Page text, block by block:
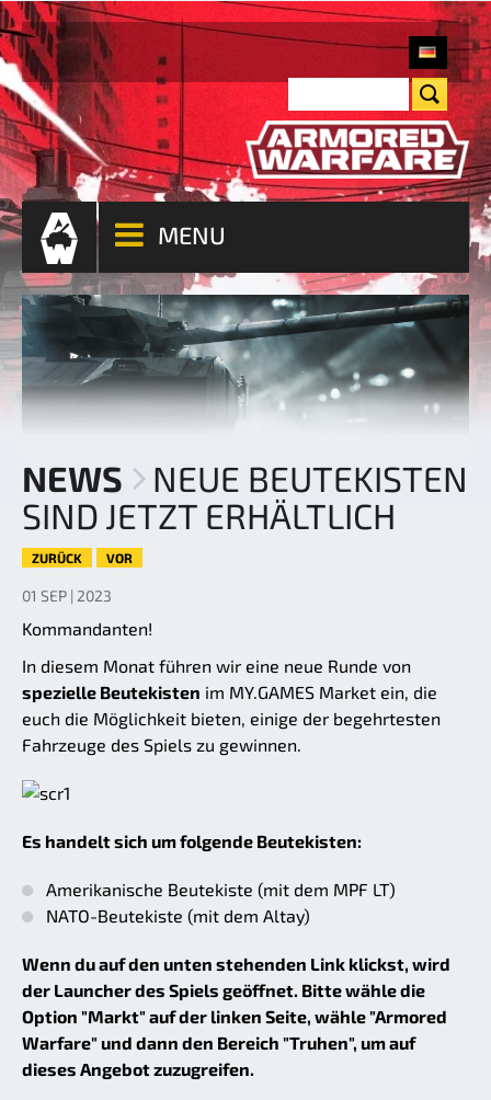
MENU
NEWS
NEUE BEUTEKISTEN
SIND JETZT ERHÄLTLICH
ZURÜCK VOR
01 SEP | 2023
Kommandanten!
In diesem Monat führen wir eine neue Runde von
spezielle Beutekisten im MY.GAMES Market ein, die
euch die Möglichkeit bieten, einige der begehrtesten
Fahrzeuge des Spiels zu gewinnen.
Es handelt sich um folgende Beutekisten:
Amerikanische Beutekiste (mit dem MPF LT)
NATO-Beutekiste (mit dem Altay)
Wenn du auf den unten stehenden Link klickst, wird
der Launcher des Spiels geöffnet. Bitte wähle die
Option "Markt" auf der linken Seite, wähle "Armored
Warfare" und dann den Bereich "Truhen", um auf
dieses Angebot zuzugreifen.